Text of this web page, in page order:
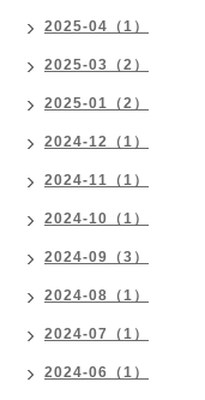
2025-04（1）
2025-03（2）
2025-01（2）
2024-12（1）
2024-11（1）
2024-10（1）
2024-09（3）
2024-08（1）
2024-07（1）
2024-06（1）